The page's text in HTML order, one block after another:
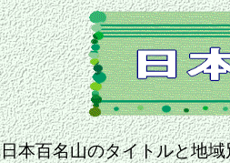
日本百名山のタイトルと地